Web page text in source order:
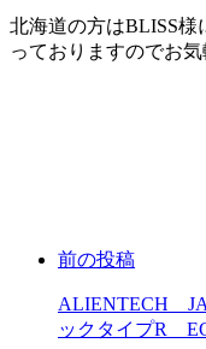
北海道の方はBLISS様
っておりますのでお
前の投稿
ALIENTECH
ックタイプR